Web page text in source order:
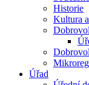
Historie
Kultura
Úřad